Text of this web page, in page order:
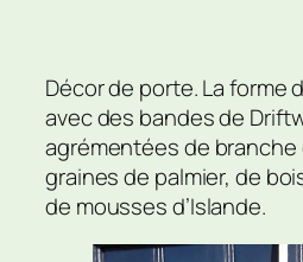
Décor de porte. La forme
avec des bandes de
agrémentées de branche
graines de palmier, de
de mousses d’Islande.